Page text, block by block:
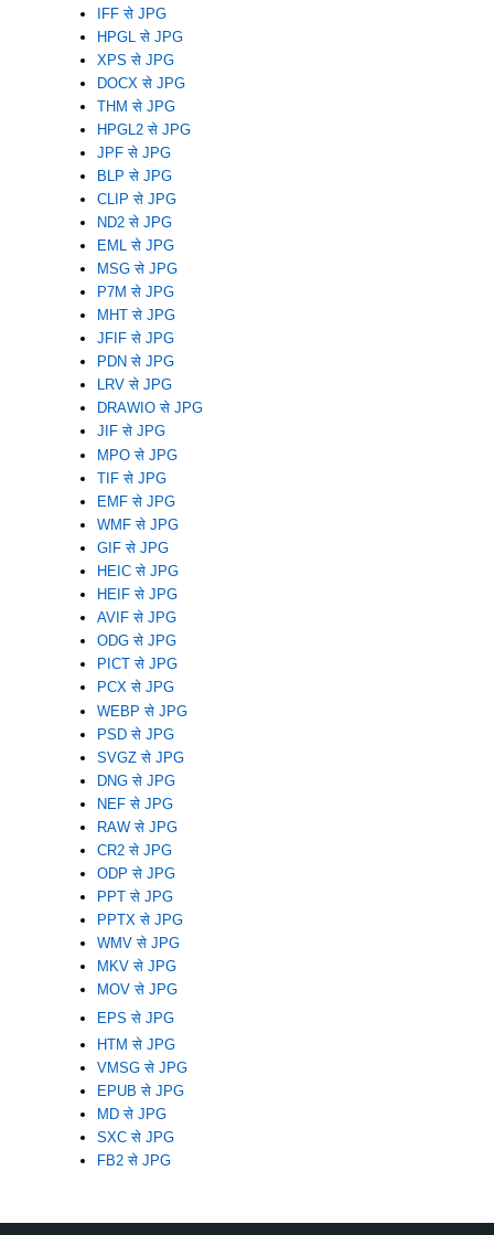
IFF से JPG
HPGL से JPG
XPS से JPG
DOCX से JPG
THM से JPG
HPGL2 से JPG
JPF से JPG
BLP से JPG
CLIP से JPG
ND2 से JPG
EML से JPG
MSG से JPG
P7M से JPG
MHT से JPG
JFIF से JPG
PDN से JPG
LRV से JPG
DRAWIO से JPG
JIF से JPG
MPO से JPG
TIF से JPG
EMF से JPG
WMF से JPG
GIF से JPG
HEIC से JPG
HEIF से JPG
AVIF से JPG
ODG से JPG
PICT से JPG
PCX से JPG
WEBP से JPG
PSD से JPG
SVGZ से JPG
DNG से JPG
NEF से JPG
RAW से JPG
CR2 से JPG
ODP से JPG
PPT से JPG
PPTX से JPG
WMV से JPG
MKV से JPG
MOV से JPG
EPS से JPG
HTM से JPG
VMSG से JPG
EPUB से JPG
MD से JPG
SXC से JPG
FB2 से JPG